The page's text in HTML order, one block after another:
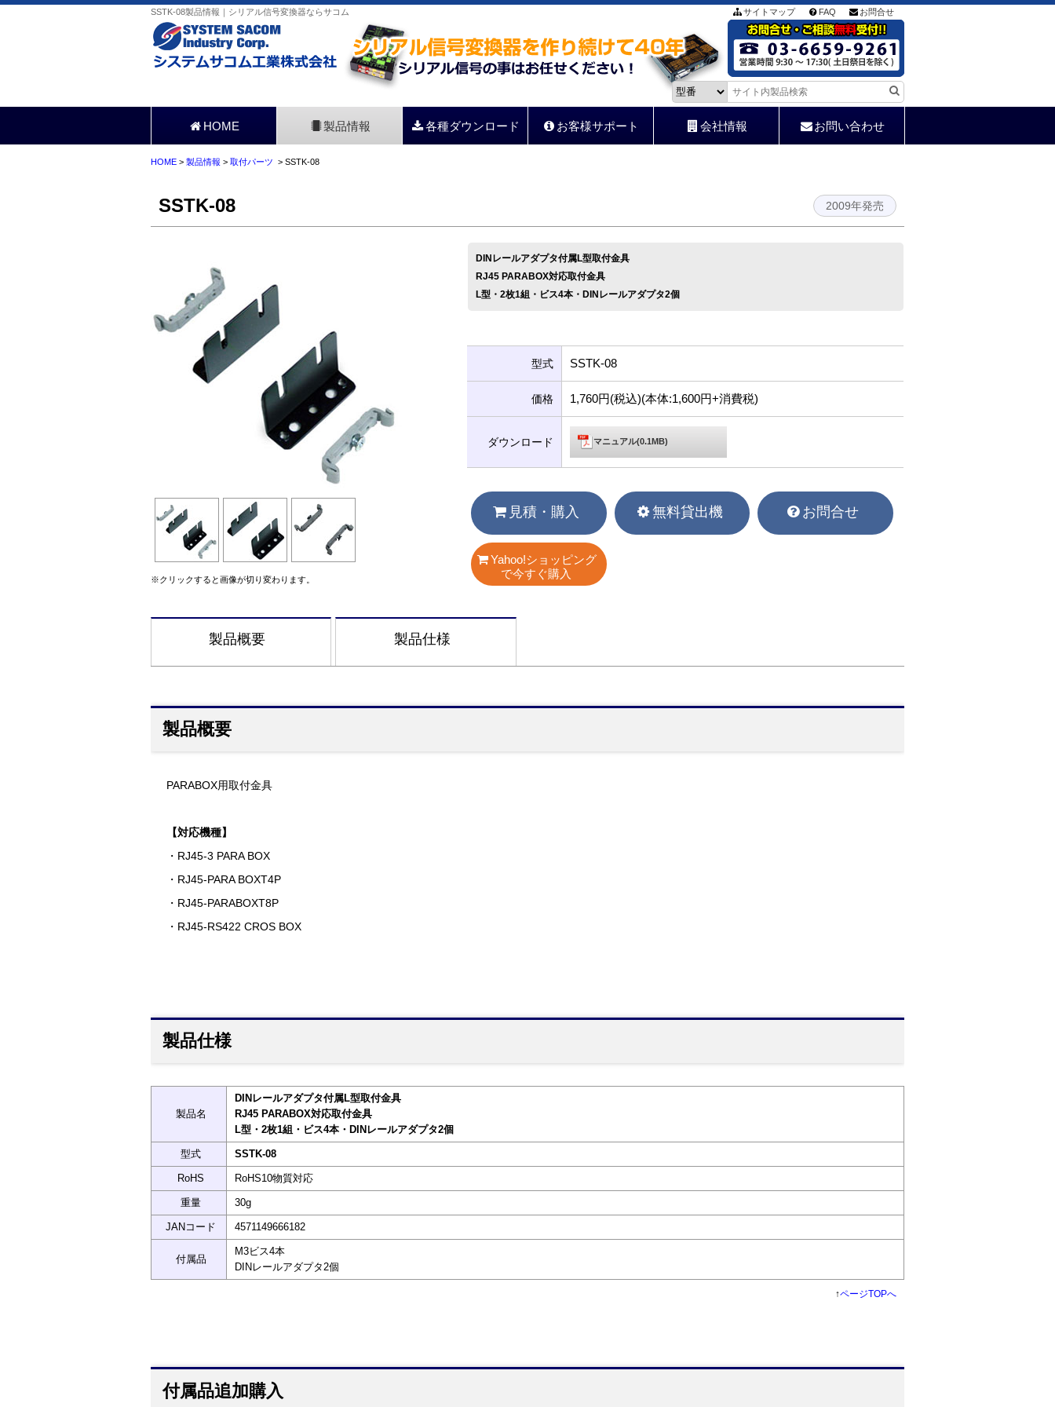
SSTK-08製品情報｜シリアル信号変換器ならサコム サイトマップ FAQ お問合せ
HOME 製品情報 各種ダウンロード お客様サポート 会社情報 お問い合わせ
HOME > 製品情報 > 取付パーツ > SSTK-08
SSTK-08 2009年発売
※クリックすると画像が切り変わります。
DINレールアダプタ付属L型取付金具
RJ45 PARABOX対応取付金具
L型・2枚1組・ビス4本・DINレールアダプタ2個
型式 SSTK-08
価格 1,760円(税込)(本体:1,600円+消費税)
ダウンロード マニュアル(0.1MB)
見積・購入 無料貸出機 お問合せ
Yahoo!ショッピング
で今すぐ購入
製品概要 製品仕様
製品概要
PARABOX用取付金具
【対応機種】
・RJ45-3 PARA BOX
・RJ45-PARA BOXT4P
・RJ45-PARABOXT8P
・RJ45-RS422 CROS BOX
製品仕様
製品名
DINレールアダプタ付属L型取付金具
RJ45 PARABOX対応取付金具
L型・2枚1組・ビス4本・DINレールアダプタ2個
型式 SSTK-08
RoHS RoHS10物質対応
重量 30g
JANコード 4571149666182
付属品
M3ビス4本
DINレールアダプタ2個
↑ページTOPへ
付属品追加購入